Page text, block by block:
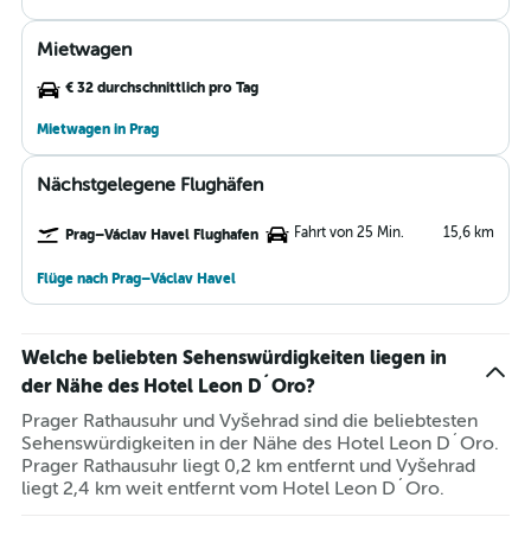
Mietwagen
€ 32 durchschnittlich pro Tag
Mietwagen in Prag
Nächstgelegene Flughäfen
Prag–Václav Havel Flughafen Fahrt von 25 Min. 15,6 km
Flüge nach Prag–Václav Havel
Welche beliebten Sehenswürdigkeiten liegen in
der Nähe des Hotel Leon D´Oro?
Prager Rathausuhr und Vyšehrad sind die beliebtesten
Sehenswürdigkeiten in der Nähe des Hotel Leon D´Oro.
Prager Rathausuhr liegt 0,2 km entfernt und Vyšehrad
liegt 2,4 km weit entfernt vom Hotel Leon D´Oro.